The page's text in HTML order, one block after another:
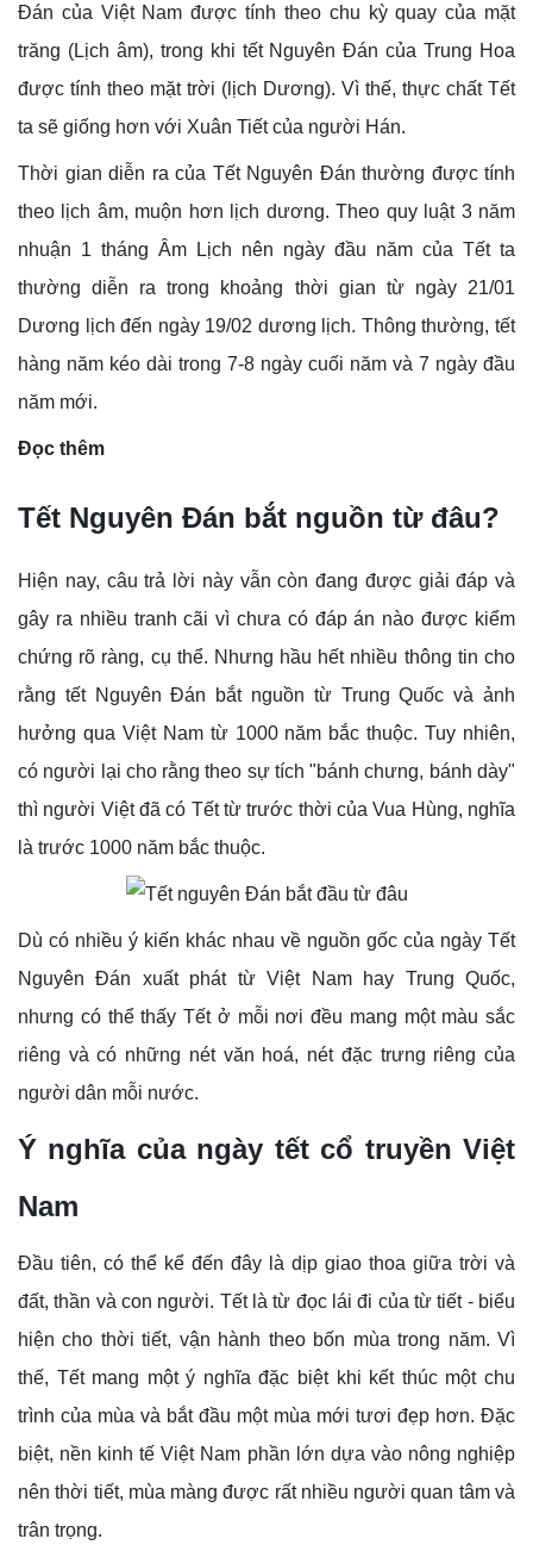
Đán của Việt Nam được tính theo chu kỳ quay của mặt
trăng (Lịch âm), trong khi tết Nguyên Đán của Trung Hoa
được tính theo mặt trời (lịch Dương). Vì thế, thực chất Tết
ta sẽ giống hơn với Xuân Tiết của người Hán.
Thời gian diễn ra của Tết Nguyên Đán thường được tính
theo lịch âm, muộn hơn lịch dương. Theo quy luật 3 năm
nhuận 1 tháng Âm Lịch nên ngày đầu năm của Tết ta
thường diễn ra trong khoảng thời gian từ ngày 21/01
Dương lịch đến ngày 19/02 dương lịch. Thông thường, tết
hàng năm kéo dài trong 7-8 ngày cuối năm và 7 ngày đầu
năm mới.
Đọc thêm
Tết Nguyên Đán bắt nguồn từ đâu?
Hiện nay, câu trả lời này vẫn còn đang được giải đáp và
gây ra nhiều tranh cãi vì chưa có đáp án nào được kiểm
chứng rõ ràng, cụ thể. Nhưng hầu hết nhiều thông tin cho
rằng tết Nguyên Đán bắt nguồn từ Trung Quốc và ảnh
hưởng qua Việt Nam từ 1000 năm bắc thuộc. Tuy nhiên,
có người lại cho rằng theo sự tích "bánh chưng, bánh dày"
thì người Việt đã có Tết từ trước thời của Vua Hùng, nghĩa
là trước 1000 năm bắc thuộc.
Dù có nhiều ý kiến khác nhau về nguồn gốc của ngày Tết
Nguyên Đán xuất phát từ Việt Nam hay Trung Quốc,
nhưng có thể thấy Tết ở mỗi nơi đều mang một màu sắc
riêng và có những nét văn hoá, nét đặc trưng riêng của
người dân mỗi nước.
Ý nghĩa của ngày tết cổ truyền Việt
Nam
Đầu tiên, có thể kể đến đây là dịp giao thoa giữa trời và
đất, thần và con người. Tết là từ đọc lái đi của từ tiết - biểu
hiện cho thời tiết, vận hành theo bốn mùa trong năm. Vì
thế, Tết mang một ý nghĩa đặc biệt khi kết thúc một chu
trình của mùa và bắt đầu một mùa mới tươi đẹp hơn. Đặc
biệt, nền kinh tế Việt Nam phần lớn dựa vào nông nghiệp
nên thời tiết, mùa màng được rất nhiều người quan tâm và
trân trọng.